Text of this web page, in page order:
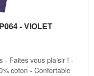
- VIOLET
- Faites vous plaisir ! -
coton - Confortable